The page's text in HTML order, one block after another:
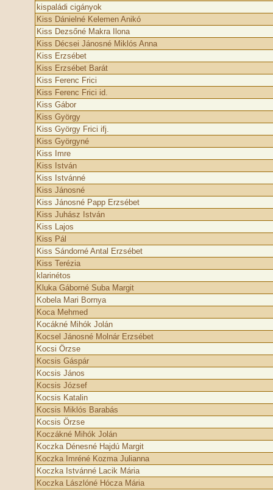
kispaládi cigányok
Kiss Dánielné Kelemen Anikó
Kiss Dezsőné Makra Ilona
Kiss Décsei Jánosné Miklós Anna
Kiss Erzsébet
Kiss Erzsébet Barát
Kiss Ferenc Frici
Kiss Ferenc Frici id.
Kiss Gábor
Kiss György
Kiss György Frici ifj.
Kiss Györgyné
Kiss Imre
Kiss István
Kiss Istvánné
Kiss Jánosné
Kiss Jánosné Papp Erzsébet
Kiss Juhász István
Kiss Lajos
Kiss Pál
Kiss Sándorné Antal Erzsébet
Kiss Terézia
klarinétos
Kluka Gáborné Suba Margit
Kobela Mari Bornya
Koca Mehmed
Kocákné Mihók Jolán
Kocsel Jánosné Molnár Erzsébet
Kocsi Örzse
Kocsis Gáspár
Kocsis János
Kocsis József
Kocsis Katalin
Kocsis Miklós Barabás
Kocsis Örzse
Koczákné Mihók Jolán
Koczka Dénesné Hajdú Margit
Koczka Imréné Kozma Julianna
Koczka Istvánné Lacik Mária
Koczka Lászlóné Hócza Mária